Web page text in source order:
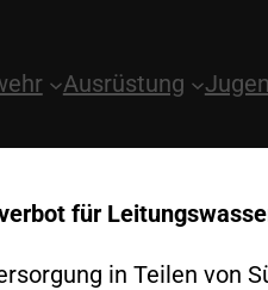
Ausrüstung
für
in Teilen von